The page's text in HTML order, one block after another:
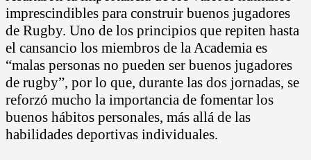
imprescindibles para construir buenos jugadores
de Rugby. Uno de los principios que repiten hasta
el cansancio los miembros de la Academia es
“malas personas no pueden ser buenos jugadores
de rugby”, por lo que, durante las dos jornadas, se
reforzó mucho la importancia de fomentar los
buenos hábitos personales, más allá de las
habilidades deportivas individuales.